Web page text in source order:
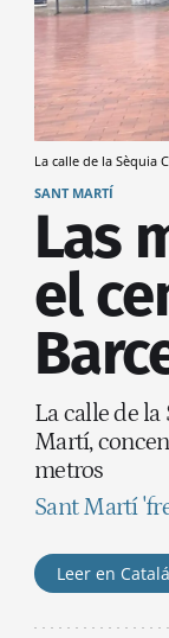
La calle de la Sèquia
SANT MARTÍ
Las
el
La calle de
Martí,
metros
Sant Martí
Leer en